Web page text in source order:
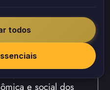
público seja
gerando
e durabilidade.
de valor da Barbosa
para a
e social dos
todos